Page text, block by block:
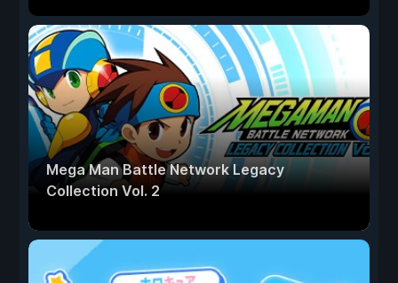
Mega Man Battle Network Legacy
Collection Vol. 2